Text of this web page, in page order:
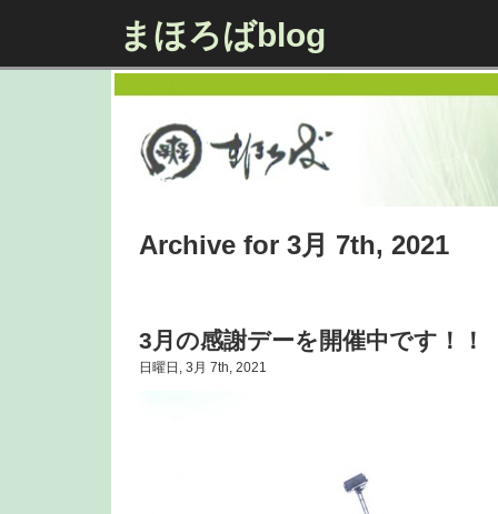
まほろばblog
Archive for 3月 7th, 2021
3月の感謝デーを開催中です！！
日曜日, 3月 7th, 2021